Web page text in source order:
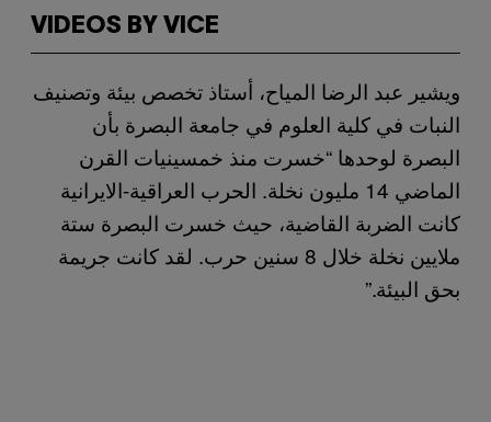
VIDEOS BY VICE
ويشير عبد الرضا المياح، أستاذ تخصص بيئة وتصنيف
النبات في كلية العلوم في جامعة البصرة بأن
البصرة لوحدها “خسرت منذ خمسينيات القرن
الماضي 14 مليون نخلة. الحرب العراقية-الايرانية
كانت الضربة القاضية، حيث خسرت البصرة ستة
ملايين نخلة خلال 8 سنين حرب. لقد كانت جريمة
بحق البيئة.”